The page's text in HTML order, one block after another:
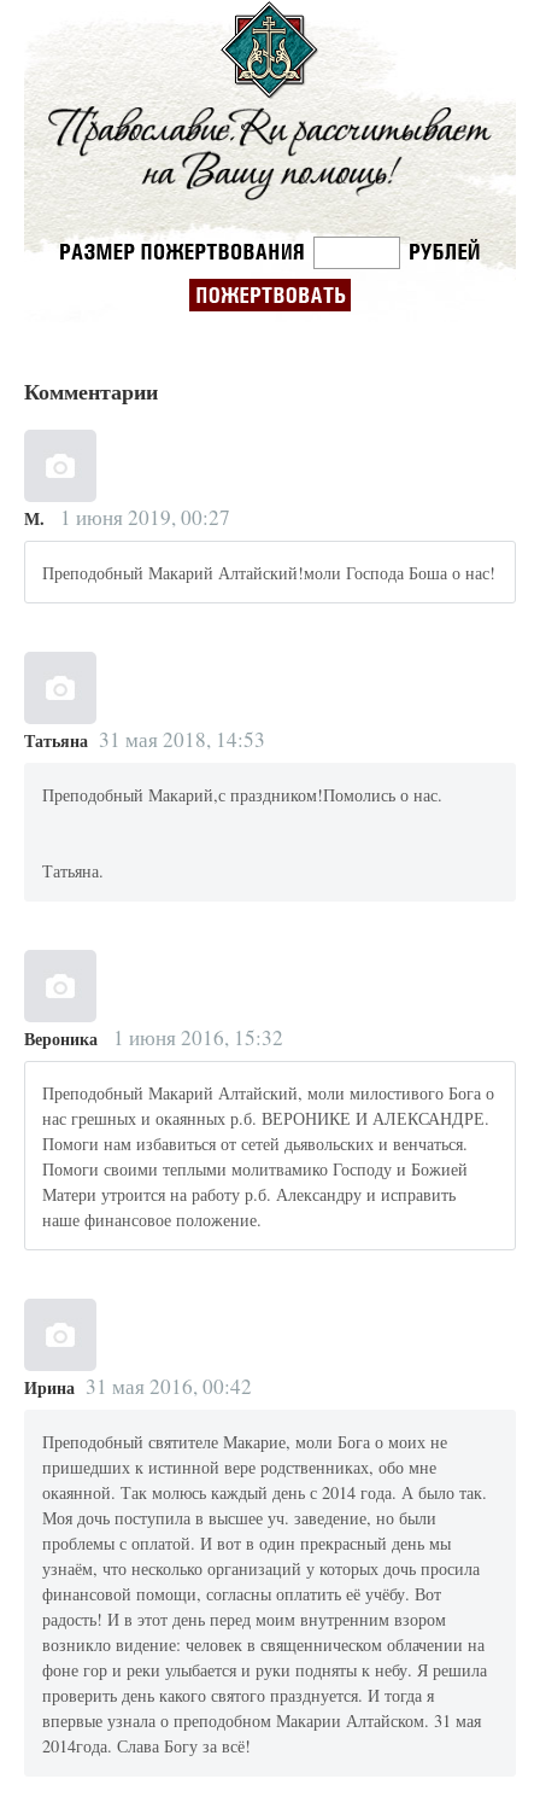
Комментарии
М. 1 июня 2019, 00:27
Преподобный Макарий Алтайский!моли Господа Боша о нас!
Татьяна 31 мая 2018, 14:53
Преподобный Макарий,с праздником!Помолись о нас.
Татьяна.
Вероника 1 июня 2016, 15:32
Преподобный Макарий Алтайский, моли милостивого Бога о
нас грешных и окаянных р.б. ВЕРОНИКЕ И АЛЕКСАНДРЕ.
Помоги нам избавиться от сетей дьявольских и венчаться.
Помоги своими теплыми молитвамико Господу и Божией
Матери утроится на работу р.б. Александру и исправить
наше финансовое положение.
Ирина 31 мая 2016, 00:42
Преподобный святителе Макарие, моли Бога о моих не
пришедших к истинной вере родственниках, обо мне
окаянной. Так молюсь каждый день с 2014 года. А было так.
Моя дочь поступила в высшее уч. заведение, но были
проблемы с оплатой. И вот в один прекрасный день мы
узнаём, что несколько организаций у которых дочь просила
финансовой помощи, согласны оплатить её учёбу. Вот
радость! И в этот день перед моим внутренним взором
возникло видение: человек в священническом облачении на
фоне гор и реки улыбается и руки подняты к небу. Я решила
проверить день какого святого празднуется. И тогда я
впервые узнала о преподобном Макарии Алтайском. 31 мая
2014года. Слава Богу за всё!